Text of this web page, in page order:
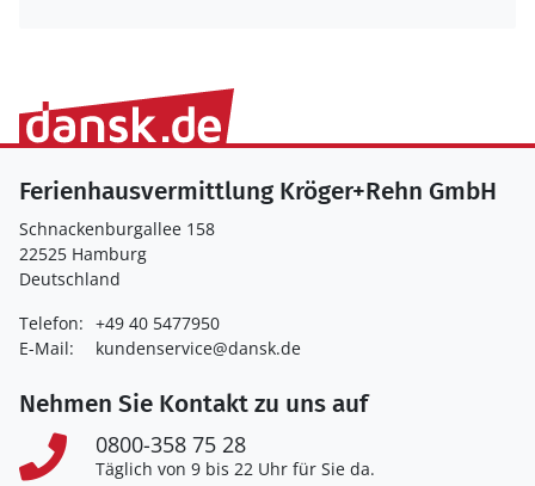
Ferienhausvermittlung Kröger+Rehn GmbH
Schnackenburgallee 158
22525 Hamburg
Deutschland
Telefon: +49 40 5477950
E-Mail:
kundenservice@dansk.de
Nehmen Sie Kontakt zu uns auf
0800-358 75 28
Täglich von 9 bis 22 Uhr für Sie da.